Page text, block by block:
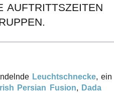
AUFTRITTS­ZEI­TEN
Leucht­schne­cke, ein
Irish Persi­an Fusi­on, Dada